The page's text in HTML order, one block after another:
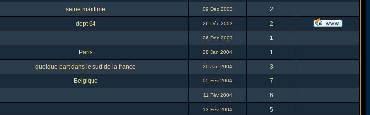
seine maritime 09 Déc 2003 2
dept 64 26 Déc 2003 2
26 Déc 2003 1
Paris 28 Jan 2004 1
quelque part dans le sud de la france 30 Jan 2004 3
Belgique 05 Fév 2004 7
11 Fév 2004 6
13 Fév 2004 5